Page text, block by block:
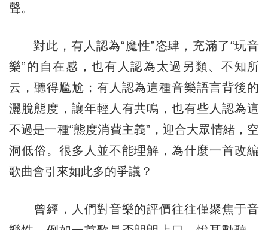
聲。
對此，有人認為“魔性”恣肆，充滿了“玩音
樂”的自在感，也有人認為太過另類、不知所
云，聽得尷尬；有人認為這種音樂語言背後的
灑脫態度，讓年輕人有共鳴，也有些人認為這
不過是一種“態度消費主義”，迎合大眾情緒，空
洞低俗。很多人並不能理解，為什麼一首改編
歌曲會引來如此多的爭議？
曾經，人們對音樂的評價往往僅聚焦于音